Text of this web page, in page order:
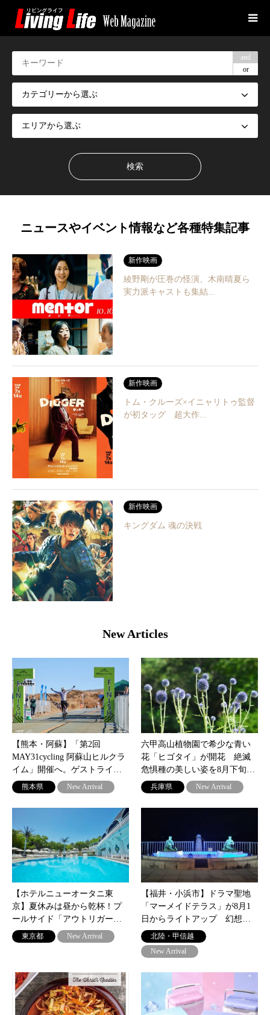
and
or
ニュースやイベント情報など各種特集記事
新作映画
綾野剛が圧巻の怪演、木南晴夏ら
実力派キャストも集結...
新作映画
トム・クルーズ×イニャリトゥ監督
が初タッグ 超大作...
新作映画
キングダム 魂の決戦
New Articles
【熊本・阿蘇】「第2回
MAY31cycling 阿蘇山ヒルクラ
イム」開催へ。ゲストライ…
熊本県 New Arrival
六甲高山植物園で希少な青い
花「ヒゴタイ」が開花 絶滅
危惧種の美しい姿を8月下旬…
兵庫県 New Arrival
【ホテルニューオータニ東
京】夏休みは昼から乾杯！プ
ールサイド「アウトリガー…
東京都 New Arrival
【福井・小浜市】ドラマ聖地
「マーメイドテラス」が8月1
日からライトアップ 幻想…
北陸・甲信越
New Arrival